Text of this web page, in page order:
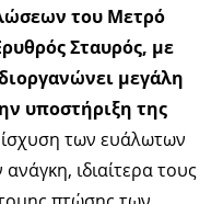
του Μετρό
Σταυρός, με
μεγάλη
υποστήριξη της
των ευάλωτων
ιδιαίτερα τους